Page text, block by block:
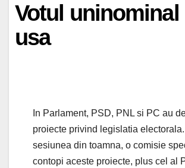
Votul uninominal
usa
In Parlament, PSD, PNL si PC au
proiecte privind legislatia
sesiunea din toamna, o comisie
contopi aceste proiecte, plus cel al